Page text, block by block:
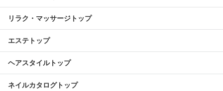
リラク・マッサージトップ
エステトップ
ヘアスタイルトップ
ネイルカタログトップ